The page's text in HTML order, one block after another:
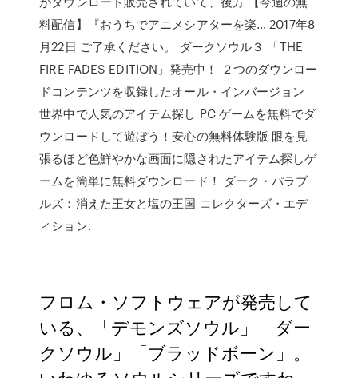
料配信】『おうちでアニメシアターを楽… 2017年8
月22日 ご了承ください。 ダークソウル３ 「THE
FIRE FADES EDITION」発売中！ ２つのダウンロー
ドコンテンツを収録したオール・インバージョン
世界中で人気のアイテム探し PC ゲームを無料でダ
ウンロードして遊ぼう！安心の無料体験版 眼を見
張るほど色鮮やかな画面に隠されたアイテム探しゲ
ームを簡単に無料ダウンロード！ ダーク・パラブ
ルズ：消えた王女と塩の王国 コレクターズ・エデ
ィション.
フロム・ソフトウェアが発売して
いる、「デモンズソウル」「ダー
クソウル」「ブラッドボーン」。